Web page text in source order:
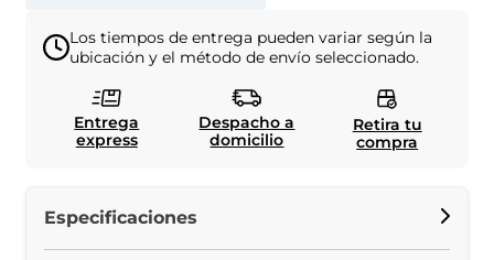
Los tiempos de entrega pueden variar según la
ubicación y el método de envío seleccionado.
Entrega
express
Despacho a
domicilio
Retira tu
compra
Especificaciones